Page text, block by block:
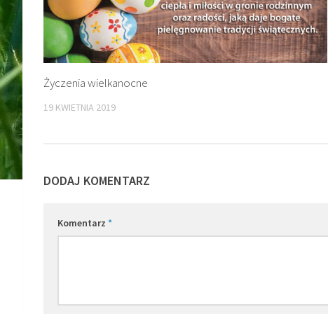
Życzenia wielkanocne
19 KWIETNIA 2019
DODAJ KOMENTARZ
Komentarz *